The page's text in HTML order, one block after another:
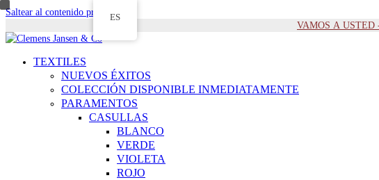
Saltear al contenido principal
VAMOS A USTED
TEXTILES
NUEVOS ÉXITOS
COLECCIÓN DISPONIBLE INMEDIATAMENTE
PARAMENTOS
CASULLAS
BLANCO
VERDE
VIOLETA
ROJO
ES